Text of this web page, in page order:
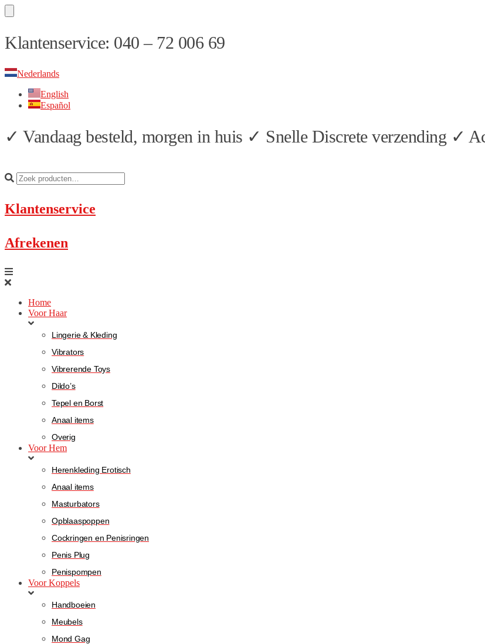
Skip
to
Skip
to
Klantenservice: 040 – 72 006 69
Nederlands
English
Español
✓ Vandaag besteld, morgen in huis ✓ Snelle Discrete verzending ✓
Klantenservice
Afrekenen
Home
Voor Haar
Lingerie & Kleding
Vibrators
Vibrerende Toys
Dildo’s
Tepel en Borst
Anaal items
Overig
Voor Hem
Herenkleding Erotisch
Anaal items
Masturbators
Opblaaspoppen
Cockringen en Penisringen
Penis Plug
Penispompen
Voor Koppels
Handboeien
Meubels
Mond Gag